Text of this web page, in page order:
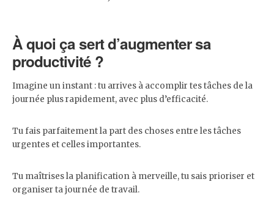
À quoi ça sert d’augmenter sa
productivité ?
Imagine un instant : tu arrives à accomplir tes tâches de la
journée plus rapidement, avec plus d’efficacité.
Tu fais parfaitement la part des choses entre les tâches
urgentes et celles importantes.
Tu maîtrises la planification à merveille, tu sais prioriser et
organiser ta journée de travail.